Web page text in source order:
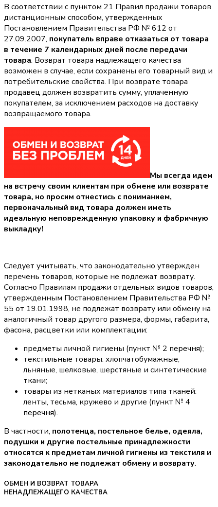
В соответствии с пунктом 21 Правил продажи товаров
дистанционным способом, утвержденных
Постановлением Правительства РФ № 612 от
27.09.2007, покупатель вправе отказаться от товара
в течение 7 календарных дней после передачи
товара. Возврат товара надлежащего качества
возможен в случае, если сохранены его товарный вид и
потребительские свойства. При возврате товара
продавец должен возвратить сумму, уплаченную
покупателем, за исключением расходов на доставку
возвращаемого товара.
Мы всегда идем
на встречу своим клиентам при обмене или возврате
товара, но просим отнестись с пониманием,
первоначальный вид товара должен иметь
идеальную неповрежденную упаковку и фабричную
выкладку!
Следует учитывать, что законодательно утвержден
перечень товаров, которые не подлежат возврату.
Согласно Правилам продажи отдельных видов товаров,
утвержденным Постановлением Правительства РФ №
55 от 19.01.1998, не подлежат возврату или обмену на
аналогичный товар другого размера, формы, габарита,
фасона, расцветки или комплектации:
предметы личной гигиены (пункт № 2 перечня);
текстильные товары: хлопчатобумажные,
льняные, шелковые, шерстяные и синтетические
ткани;
товары из нетканых материалов типа тканей:
ленты, тесьма, кружево и другие (пункт № 4
перечня).
В частности, полотенца, постельное белье, одеяла,
подушки и другие постельные принадлежности
относятся к предметам личной гигиены из текстиля и
законодательно не подлежат обмену и возврату.
ОБМЕН И ВОЗВРАТ ТОВАРА
НЕНАДЛЕЖАЩЕГО КАЧЕСТВА